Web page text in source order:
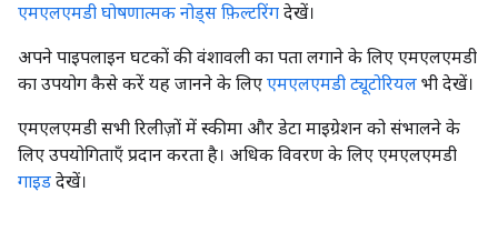
एमएलएमडी घोषणात्मक नोड्स फ़िल्टरिंग देखें।
अपने पाइपलाइन घटकों की वंशावली का पता लगाने के लिए एमएलएमडी
का उपयोग कैसे करें यह जानने के लिए एमएलएमडी ट्यूटोरियल भी देखें।
एमएलएमडी सभी रिलीज़ों में स्कीमा और डेटा माइग्रेशन को संभालने के
लिए उपयोगिताएँ प्रदान करता है। अधिक विवरण के लिए एमएलएमडी
गाइड देखें।